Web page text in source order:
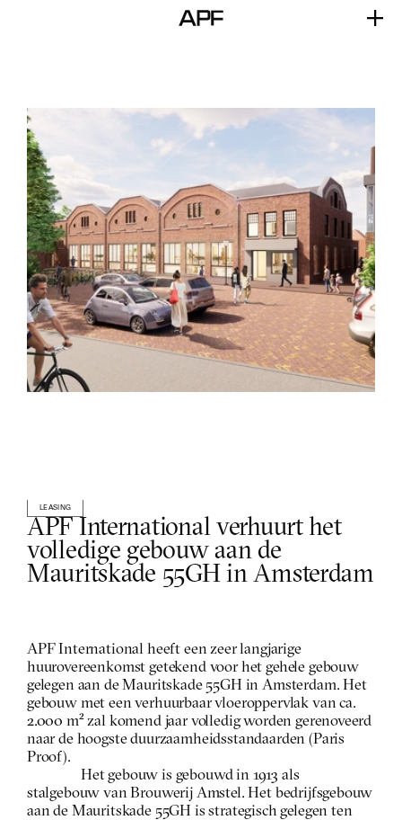
LEASING
APF International verhuurt het
volledige gebouw aan de
Mauritskade 55GH in Amsterdam
APF International heeft een zeer langjarige
huurovereenkomst getekend voor het gehele gebouw
gelegen aan de Mauritskade 55GH in Amsterdam. Het
gebouw met een verhuurbaar vloeroppervlak van ca.
2.000 m² zal komend jaar volledig worden gerenoveerd
naar de hoogste duurzaamheidsstandaarden (Paris
Proof).
Het gebouw is gebouwd in 1913 als
stalgebouw van Brouwerij Amstel. Het bedrijfsgebouw
aan de Mauritskade 55GH is strategisch gelegen ten